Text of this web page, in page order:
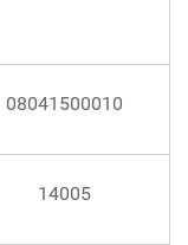
08041500010
14005